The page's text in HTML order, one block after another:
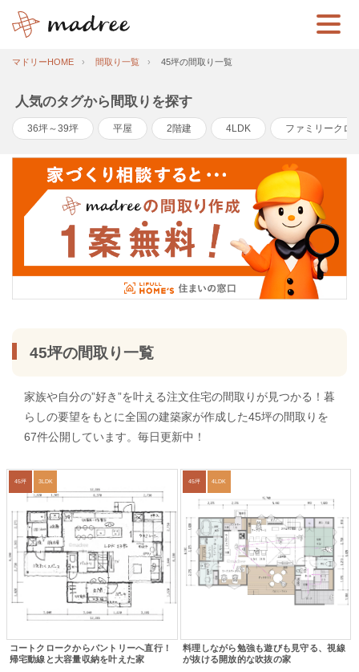
マドリーHOME 間取り一覧 45坪の間取り一覧
人気のタグから間取りを探す
36坪～39坪 平屋 2階建 4LDK ファミリークロ
45坪の間取り一覧
家族や自分の”好き”を叶える注文住宅の間取りが見つかる！暮
らしの要望をもとに全国の建築家が作成した45坪の間取りを
67件公開しています。毎日更新中！
45坪 3LDK
コートクロークからパントリーへ直行！
帰宅動線と大容量収納を叶えた家
45坪 4LDK
料理しながら勉強も遊びも見守る、視線
が抜ける開放的な吹抜の家